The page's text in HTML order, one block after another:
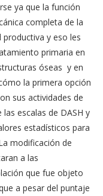
ya que la función
completa de la
y eso les
primaria en
óseas y en
la primera opción
sus actividades de
escalas de DASH y
estadísticos para
modificación de
a las
que fue objeto
a pesar del puntaje